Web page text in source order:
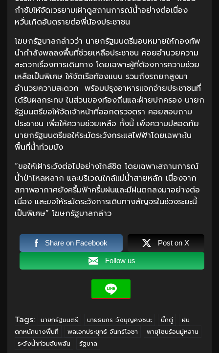
กำชับให้จัดเวรยามเฝ้าดูสถานการณ์น้ำอย่างต่อเนื่อง
หวั่นเกิดอันตรายต่อพี่น้องประชาชน
โฆษกรัฐบาลกล่าวว่า นายกรัฐมนตรีมอบหมายให้กองทัพ
นำกำลังพลลงพื้นที่ช่วยเหลือประชาชน คอยอำนวยความ
สะดวกเรื่องการเดินทาง โดยเฉพาะผู้ที่ต้องการความช่วย
เหลือเป็นพิเศษ ให้จัดเรือท้องแบบ รวมถึงรถยกสูงมา
อำนวยความสะดวก พร้อมปรุงอาหารแจกจ่ายประชาชนทึ่
ได้รับผลกระทบ ในส่วนของท้องถิ่นและฝ่ายปกครอง นายก
รัฐมนตรีขอให้จัดเจ้าหน้าที่ออกตรวจตรา คอยสอบถาม
ประชาชน เพื่อให้ความช่วยเหลือ ทั้งนี้ เพื่อความปลอดภัย
นายกรัฐมนตรีขอให้ระมัดระวังกระแสไฟฟ้าโดยเฉพาะใน
พื้นที่น้ำท่วมขัง
“ขอให้เฝ้าระวังต่อไปอย่างใกล้ชิด โดยเฉพาะสถานการณ์
น้ำป่าไหลหลาก และบริเวณใกล้แม่น้ำสายหลัก เนื่องจาก
สภาพอากาศยังครึ้มฟ้าครึ้มฝนและมีฝนตกลงมาอย่างต่อ
เนื่อง และขอให้ระมัดระวังการเดินทางสัญจรในช่วงระยะนี้
เป็นพิเศษ” โฆษกรัฐบาลกล่าว
Share on Facebook Post on X
Follow us
Tags: นายกรัฐมนตรี นายธนกร วังบุญคงชนะ บิ๊กตู่
ฝน
ตกหนักบางพื้นที่
พลเอกประยุทธ์ จันทร์โอชา
พายุโซนร้อนมู่หลาน
ระวังน้ำท่วมฉับพลัน
รัฐบาล